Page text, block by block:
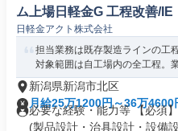
ム上場日軽金G 工程改善/IE
日軽金アクト株式会社
担当業務は既存製造ラインの工
対象範囲は自工場内の全工程。
新潟県新潟市北区
月給25万1200円～36万4600
必要な経験・能力等 【必須
(製品設計・治具設計・設備設